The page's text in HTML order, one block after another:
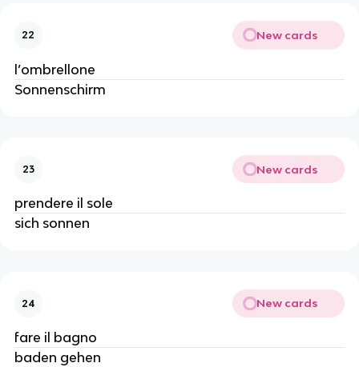
22 New cards
l’ombrellone
Sonnenschirm
23 New cards
prendere il sole
sich sonnen
24 New cards
fare il bagno
baden gehen